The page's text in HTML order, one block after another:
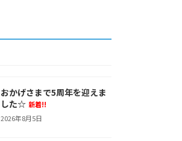
おかげさまで5周年を迎えま
した☆ 新着!!
2026年8月5日